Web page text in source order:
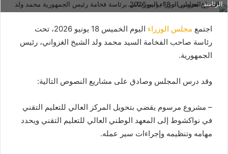
الرئاسة.
اجتمع مجلس الوزراء
اليوم الخميس 18 يونيو 2026، تحت
رئاسة صاحب الفخامة السيد محمد ولد الشيخ الغزواني، رئيس
الجمهورية.
وقد درس المجلس وصادق على مشاريع النصوص التالية:
– مشروع مرسوم يقضي بتحويل المركز العالي للتعليم التقني
في نواكشوط إلى المعهد الوطني العالي للتعليم التقني ويحدد
مهامه وتنظيمه وإجراءات سير عمله.